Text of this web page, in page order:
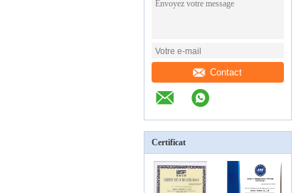
Contact
Certificat